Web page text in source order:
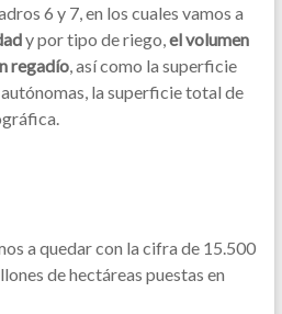
6 y 7, en los cuales vamos a
y por tipo de riego, el volumen
regadío, así como la superficie
la superficie total de
a quedar con la cifra de 15.500
de hectáreas puestas en